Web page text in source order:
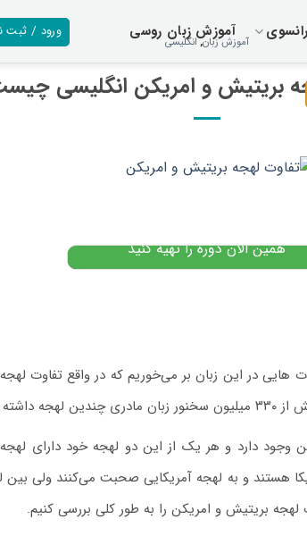
آموزش زبان روسی ورود / ثبت
آموزش زبان,انگلیسی
بریتیش و امریکن انگلیسی
گرامر پیشرفته انگلیسی
همین الان دوره را تهیه کنید
هایی در این زبان بر می‌خوریم که در واقع تفاوت
باشد.
وجود دارد و هر یک از این دو لهجه خود دارای
هستند و به لهجه آمریکایی صحبت می‌کنند ولی بین
لهجه بریتیش و امریکن را به طور کلی بررسی کنیم.